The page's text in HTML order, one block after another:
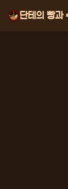
단테의 빵과